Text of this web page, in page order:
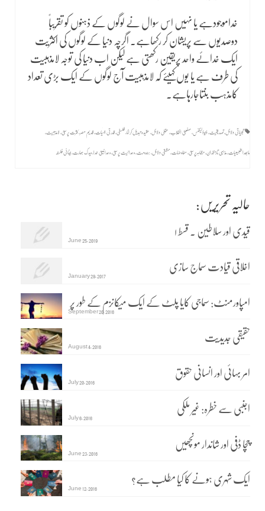
خداموجودہے یا نہیں اس سوال نے لوگوں کے ذہنوں کو تقریباً
دوصدیوں سے پریشان کر رکھاہے۔ اگرچہ دنیا کے لوگوں کی اکثریت
ایک خدائے واحد پریقین رکھتی ہے لیکن اب دنیا کی توجہ لامذہبیت
کی طرف ہے یا یوں کہیئے کہ لامذہبیت آج لوگوں کے ایک بڑی تعداد
کامذہب بنتاجارہاہے۔
تجزیاتی دلائل,تصدیقیت, ڈیوڈلیگنس , صنعتی انقلاب, عقلی دلائل, عقیدہ تبدیل کرانا, فلسفی,قدرتی الہٰیات,قدیم مصر , کثرت پرستی, لامذہبیت,
مابعدالطبیعیات,مذہبی تاریخدان,مُظاہرپرستی, مفاوضات, منطقی دلائل, ہندومت,وحدانیت پرستی,وحدانیتی خدا ,ویدک بھارت,یونانی فلسفہ
حالیہ تحریریں:
قیدی اور سلاطین ۔ قسط ۱
June 25, 2019
اخلاقی قیادت سماج سازی
January 29, 2017
امپاورمنٹ: سماجی کایا پلٹ کے ایک میکانزم کے طور پر
September 20, 2016
حقیقی جدیدیت
August 4, 2016
امر بہائی اور انسانی حقوق
July 20, 2016
اجنبی سے خطرہ: غیر ملکی
July 6, 2016
چچا ڈفی اور شاندار مونچھیں
June 23, 2016
ایک شہری ہونے کا کیا مطلب ہے؟
June 12, 2016